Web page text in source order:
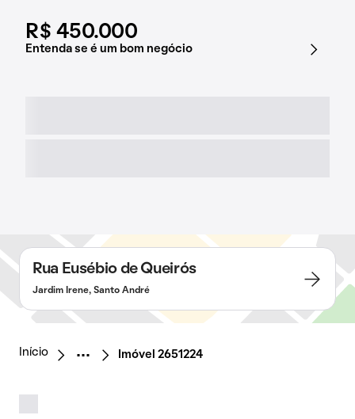
R$ 450.000
Entenda se é um bom negócio
Rua Eusébio de Queirós
Jardim Irene, Santo André
Início Imóvel 2651224